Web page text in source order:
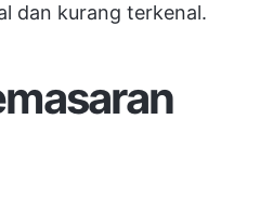
dan kurang terkenal.